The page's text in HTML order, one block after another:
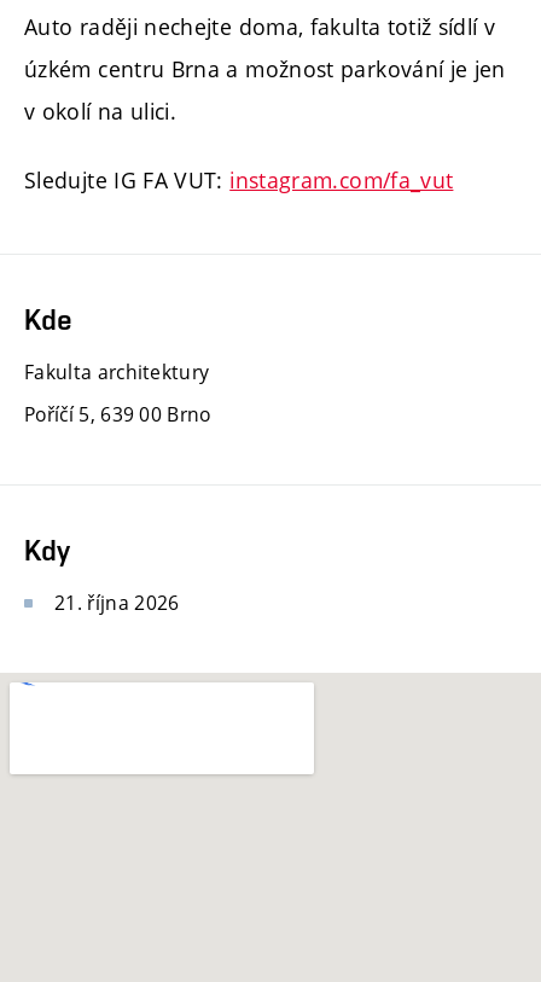
Auto raději nechejte doma, fakulta totiž sídlí v
úzkém centru Brna a možnost parkování je jen
v okolí na ulici.
Sledujte IG FA VUT: instagram.com/fa_vut
Kde
Fakulta architektury
Poříčí 5, 639 00 Brno
Kdy
21. října 2026